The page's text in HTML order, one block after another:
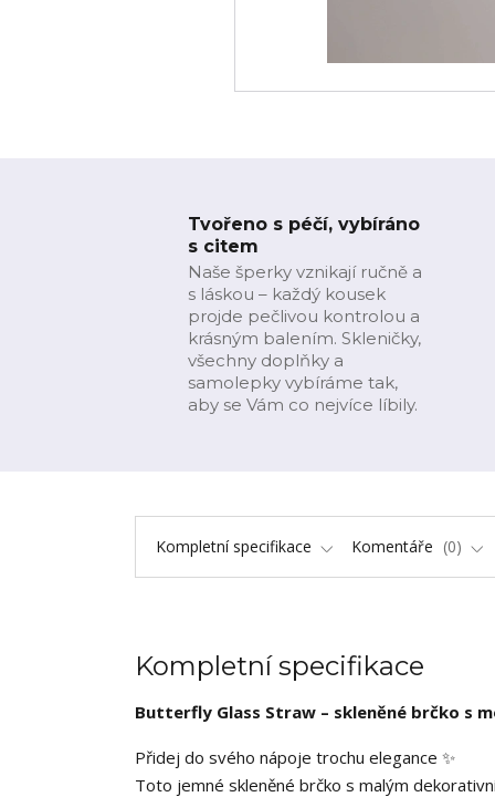
Tvořeno s péčí, vybíráno
s citem
Naše šperky vznikají ručně a
s láskou – každý kousek
projde pečlivou kontrolou a
krásným balením. Skleničky,
všechny doplňky a
samolepky vybíráme tak,
aby se Vám co nejvíce líbily.
Kompletní specifikace Komentáře 0
Kompletní specifikace
Butterfly Glass Straw – skleněné brčko s
Přidej do svého nápoje trochu elegance ✨
Toto jemné skleněné brčko s malým